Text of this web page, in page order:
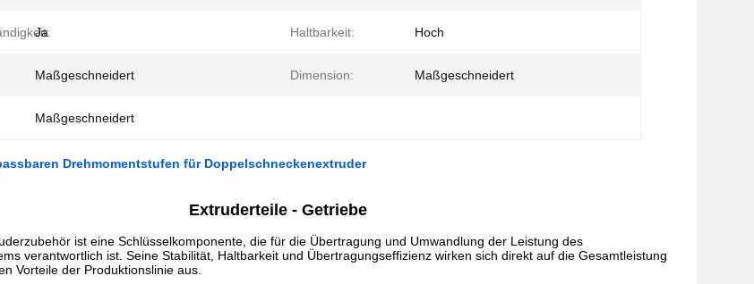
Ja Haltbarkeit: Hoch
Maßgeschneidert Dimension: Maßgeschneidert
Maßgeschneidert
Drehmomentstufen für Doppelschneckenextruder
Extruderteile - Getriebe
ist eine Schlüsselkomponente, die für die Übertragung und Umwandlung der Leistung des
verantwortlich ist. Seine Stabilität, Haltbarkeit und Übertragungseffizienz wirken sich direkt auf die Gesamtleistung
Vorteile der Produktionslinie aus.